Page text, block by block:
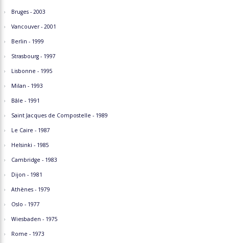
Bruges - 2003
Vancouver - 2001
Berlin - 1999
Strasbourg - 1997
Lisbonne - 1995
Milan - 1993
Bâle - 1991
Saint Jacques de Compostelle - 1989
Le Caire - 1987
Helsinki - 1985
Cambridge - 1983
Dijon - 1981
Athènes - 1979
Oslo - 1977
Wiesbaden - 1975
Rome - 1973